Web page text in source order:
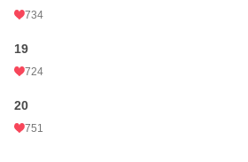
734
19
724
20
751